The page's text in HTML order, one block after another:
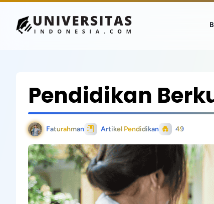
Pendidikan
Faturahman Artikel Pendidikan 49